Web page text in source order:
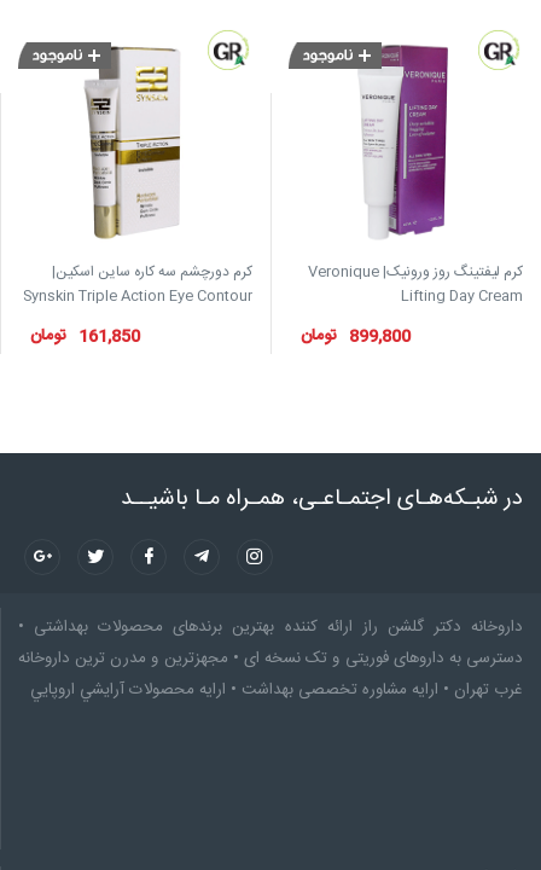
کرم دورچشم سه کاره ساین اسکین|
Synskin Triple Action Eye Contour
تومان 161,850
کرم لیفتینگ روز ورونیک| Veronique
Lifting Day
تومان 899,800
اجتمـاعـی، همـراه مـا باشیــد
دکتر گلشن راز ارائه کننده بهترین برندهای محصولات بهداشتی •
به داروهای فوریتی و تک نسخه ای • مجهزترین و مدرن ترین داروخانه
تهران • ارایه مشاوره تخصصى بهداشت • ارایه محصولات آرايشي اروپايي